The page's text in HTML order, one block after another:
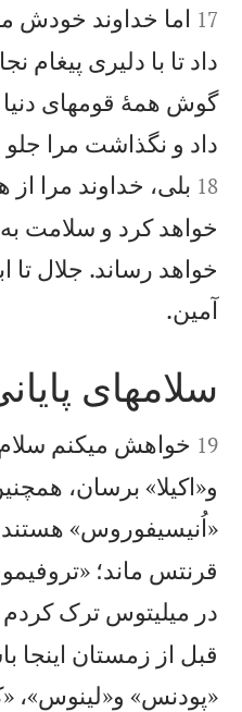
17 اما خداوند خودش
داد تا با دليری پيغام
گوش همهٔ قومهای دنيا
داد و نگذاشت مرا جلو
18 بلی، خداوند مرا
خواهد كرد و سلامت
خواهد رساند. جلال تا
آمين.

سلامهای

19 خواهش میكنم سلام
و«اكيلا» برسان،
«اُنيسيفوروس»
قرنتس ماند؛
در ميليتوس ترک
قبل از زمستان اينجا
«پودنس» و«لينوس»،